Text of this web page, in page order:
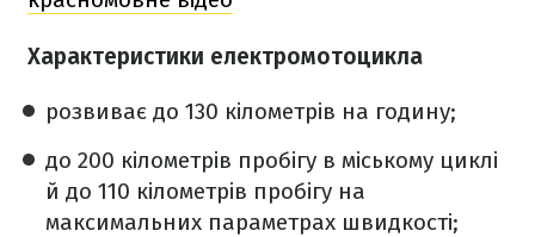
Характеристики електромотоцикла
розвиває до 130 кілометрів на годину;
до 200 кілометрів пробігу в міському циклі
й до 110 кілометрів пробігу на
максимальних параметрах швидкості;